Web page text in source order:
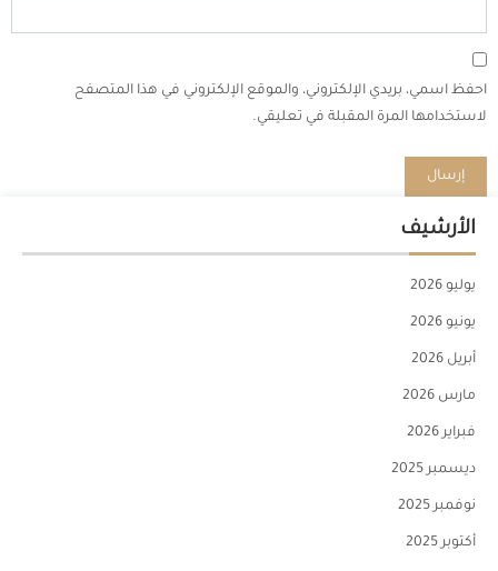
احفظ اسمي، بريدي الإلكتروني، والموقع الإلكتروني في هذا المتصفح
لاستخدامها المرة المقبلة في تعليقي.
الأرشيف
يوليو 2026
يونيو 2026
أبريل 2026
مارس 2026
فبراير 2026
ديسمبر 2025
نوفمبر 2025
أكتوبر 2025